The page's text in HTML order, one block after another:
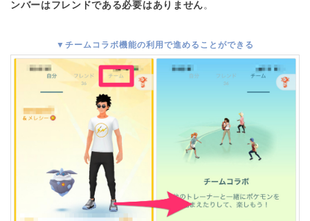
ンバーはフレンドである必要はありません。
▼チームコラボ機能の利用で進めることができる